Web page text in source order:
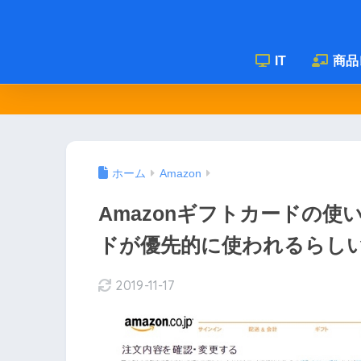
IT 商
ホーム Amazon
Amazonギフトカードの使
ドが優先的に使われるらし
2019-11-17